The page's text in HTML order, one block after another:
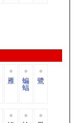
雁 蝙
蝠
鷺